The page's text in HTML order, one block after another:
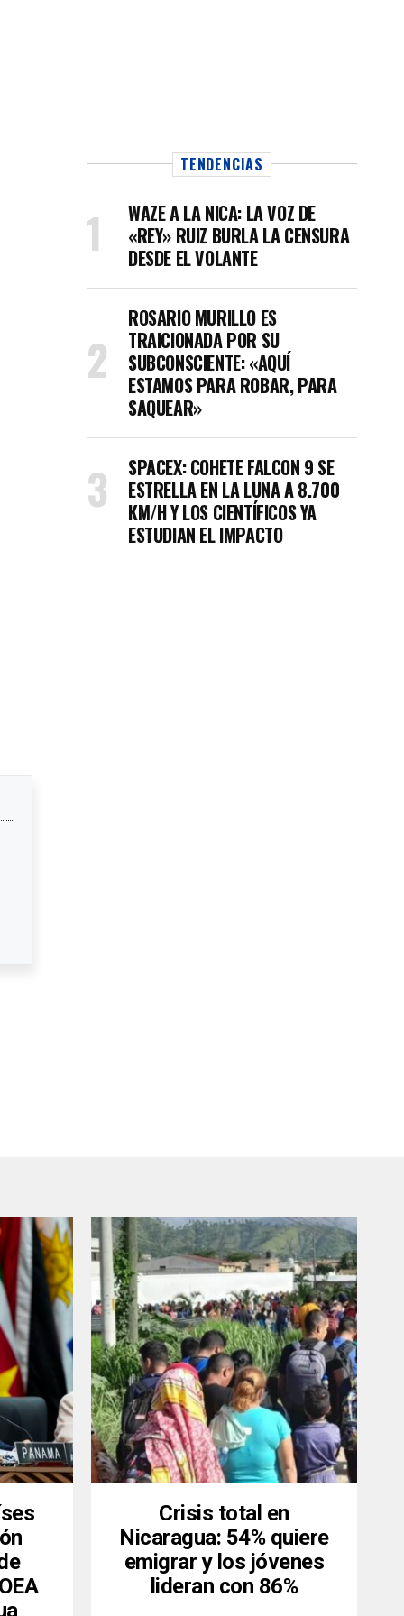
TENDENCIAS
WAZE A LA NICA: LA VOZ DE
«REY» RUIZ BURLA LA CENSURA
DESDE EL VOLANTE
ROSARIO MURILLO ES
TRAICIONADA POR SU
SUBCONSCIENTE: «AQUÍ
ESTAMOS PARA ROBAR, PARA
SAQUEAR»
SPACEX: COHETE FALCON 9 SE
ESTRELLA EN LA LUNA A 8.700
KM/H Y LOS CIENTÍFICOS YA
ESTUDIAN EL IMPACTO
Crisis total en
Nicaragua: 54% quiere
emigrar y los jóvenes
lideran con 86%